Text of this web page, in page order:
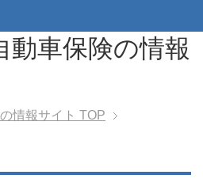
動車保険の情報
情報サイト TOP